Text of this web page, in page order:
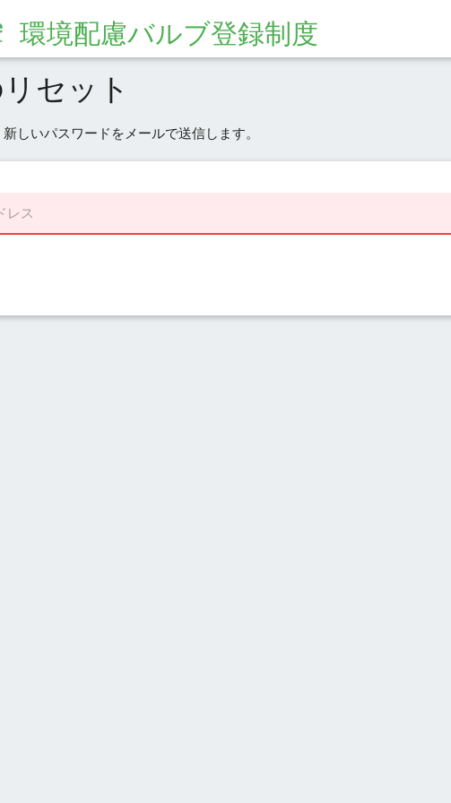
環境配慮バルブ登録制度
セット
しいパスワードをメールで送信します。
レス